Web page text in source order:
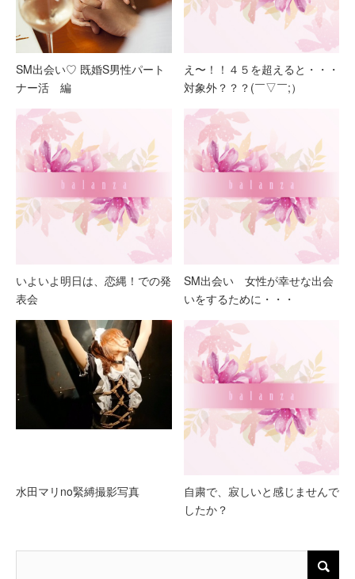
SM出会い♡ 既婚S男性パート
ナー活 編
え〜！！４５を超えると・・・
対象外？？？(￣▽￣;）
いよいよ明日は、恋縄！での発
表会
SM出会い 女性が幸せな出会
いをするために・・・
水田マリno緊縛撮影写真
自粛で、寂しいと感じませんで
したか？